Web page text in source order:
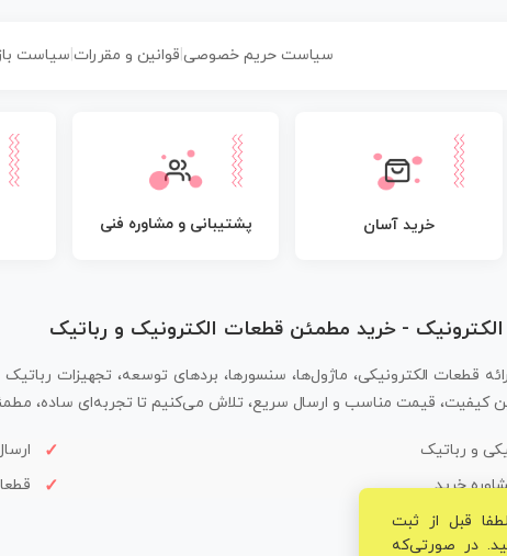
سیاست حریم خصوصی| قوانین و مقررات سیاست
خرید آسان پشتیبانی و مشاوره فنی
الکترونیک - خرید مطمئن قطعات الکترونیک و رباتیک
قطعات الکترونیکی، ماژول‌ها، سنسورها، بردهای توسعه، تجهیزات
کیفیت، قیمت مناسب و ارسال سریع، تلاش می‌کنیم تا تجربه‌ای ساده،
و رباتیک
خرید
قبل از ثبت
در صورتی‌که